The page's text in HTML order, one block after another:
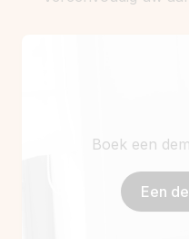
Boek een
Een